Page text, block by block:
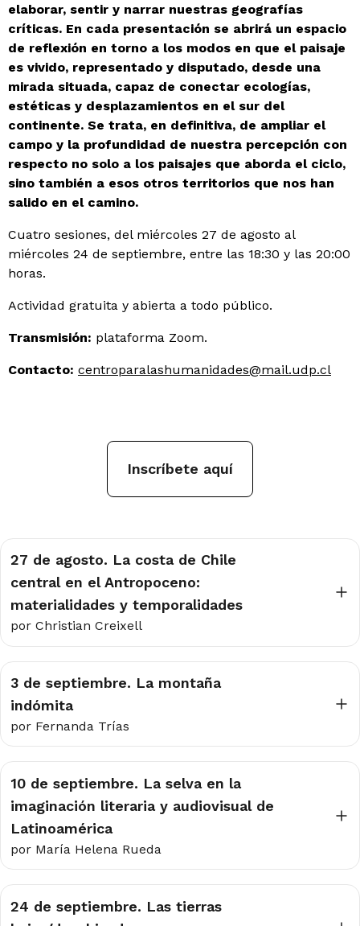
elaborar, sentir y narrar nuestras geografías
críticas. En cada presentación se abrirá un espacio
de reflexión en torno a los modos en que el paisaje
es vivido, representado y disputado, desde una
mirada situada, capaz de conectar ecologías,
estéticas y desplazamientos en el sur del
continente. Se trata, en definitiva, de ampliar el
campo y la profundidad de nuestra percepción con
respecto no solo a los paisajes que aborda el ciclo,
sino también a esos otros territorios que nos han
salido en el camino.
Cuatro sesiones, del miércoles 27 de agosto al
miércoles 24 de septiembre, entre las 18:30 y las 20:00
horas.
Actividad gratuita y abierta a todo público.
Transmisión: plataforma Zoom.
Contacto: centroparalashumanidades@mail.udp.cl
Inscríbete aquí
27 de agosto. La costa de Chile
central en el Antropoceno:
materialidades y temporalidades
por Christian Creixell
3 de septiembre. La montaña
indómita
por Fernanda Trías
10 de septiembre. La selva en la
imaginación literaria y audiovisual de
Latinoamérica
por María Helena Rueda
24 de septiembre. Las tierras